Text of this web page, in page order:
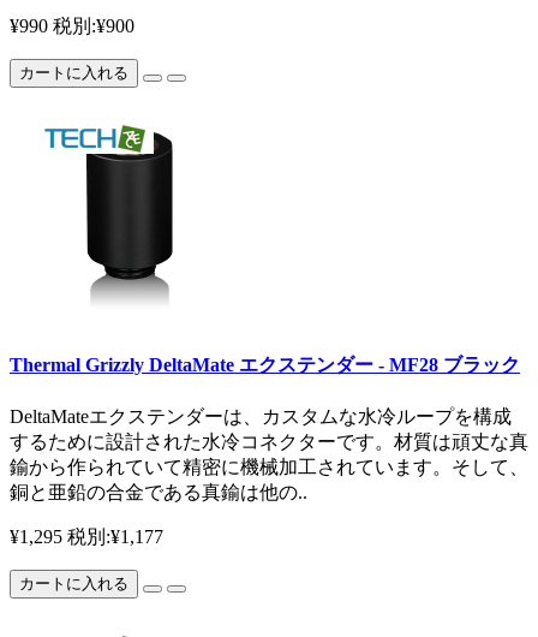
¥990 税別:¥900
カートに入れる
Thermal Grizzly DeltaMate エクステンダー - MF28 ブラック
DeltaMateエクステンダーは、カスタムな水冷ループを構成
するために設計された水冷コネクターです。材質は頑丈な真
鍮から作られていて精密に機械加工されています。そして、
銅と亜鉛の合金である真鍮は他の..
¥1,295 税別:¥1,177
カートに入れる